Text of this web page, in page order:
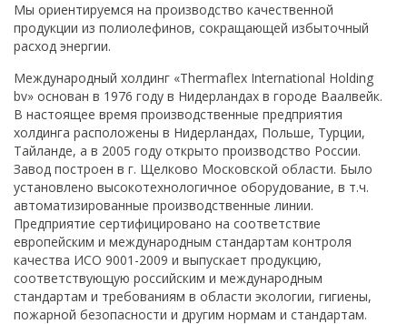
Мы ориентируемся на производство качественной
продукции из полиолефинов, сокращающей избыточный
расход энергии.
Международный холдинг «Thermaflex International Holding
bv» основан в 1976 году в Нидерландах в городе Ваалвейк.
В настоящее время производственные предприятия
холдинга расположены в Нидерландах, Польше, Турции,
Тайланде, а в 2005 году открыто производство России.
Завод построен в г. Щелково Московской области. Было
установлено высокотехнологичное оборудование, в т.ч.
автоматизированные производственные линии.
Предприятие сертифицировано на соответствие
европейским и международным стандартам контроля
качества ИСО 9001-2009 и выпускает продукцию,
соответствующую российским и международным
стандартам и требованиям в области экологии, гигиены,
пожарной безопасности и другим нормам и стандартам.